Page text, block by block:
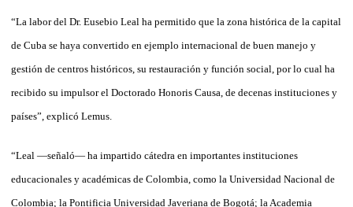
“La labor del Dr. Eusebio Leal ha permitido que la zona histórica de la capital
de Cuba se haya convertido en ejemplo internacional de buen manejo y
gestión de centros históricos, su restauración y función social, por lo cual ha
recibido su impulsor el Doctorado Honoris Causa, de decenas instituciones y
países”, explicó Lemus.
“Leal —señaló— ha impartido cátedra en importantes instituciones
educacionales y académicas de Colombia, como la Universidad Nacional de
Colombia; la Pontificia Universidad Javeriana de Bogotá; la Academia